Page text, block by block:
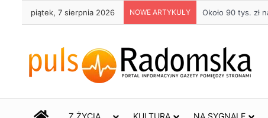
piątek, 7 sierpnia 2026 NOWE ARTYKUŁY Około 90 tys. zł
STRONA GŁÓWNA
Z ŻYCIA … KULTURA NA SYGNALE